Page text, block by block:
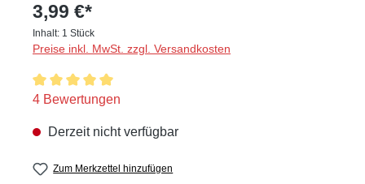
3,99 €*
Inhalt: 1 Stück
Preise inkl. MwSt. zzgl. Versandkosten
Durchschnittliche Bewertung von 5 von 5 Sternen
4 Bewertungen
Derzeit nicht verfügbar
Zum Merkzettel hinzufügen